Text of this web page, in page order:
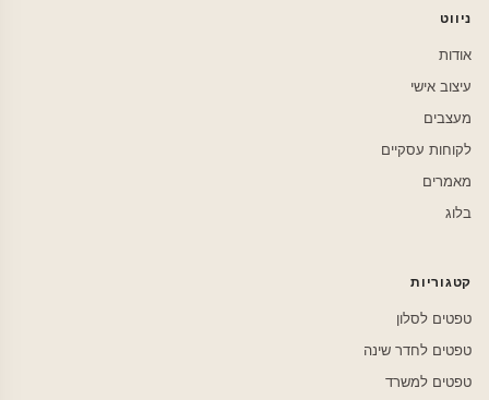
ניווט
אודות
עיצוב אישי
מעצבים
לקוחות עסקיים
מאמרים
בלוג
קטגוריות
טפטים לסלון
טפטים לחדר שינה
טפטים למשרד